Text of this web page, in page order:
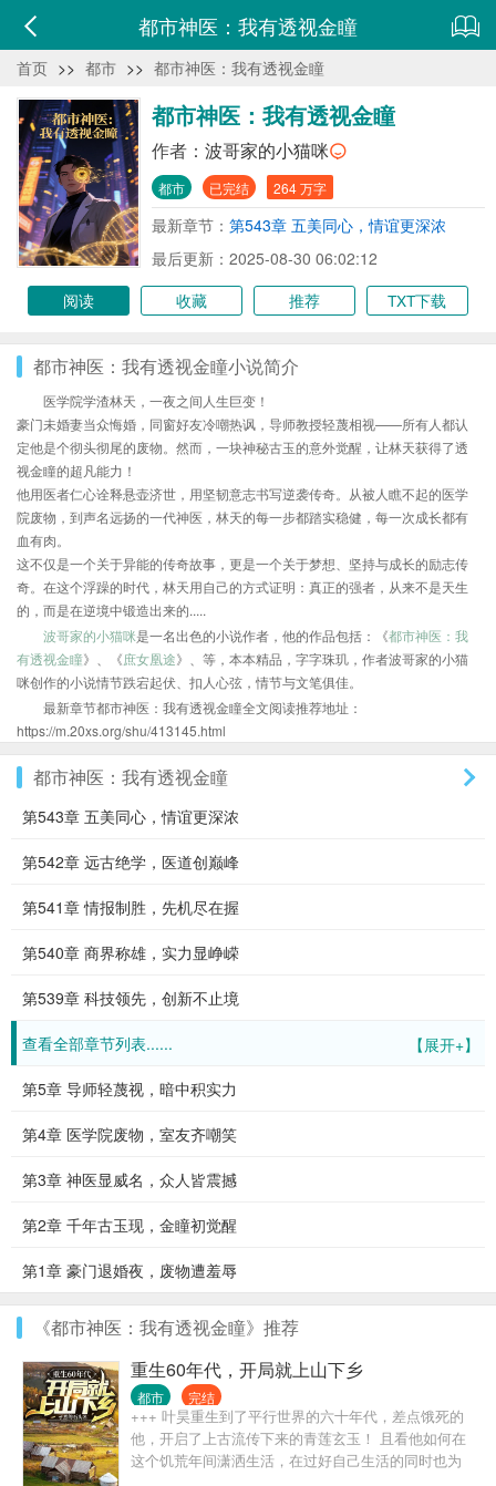
都市神医：我有透视金瞳
首页 >> 都市 >> 都市神医：我有透视金瞳
都市神医：我有透视金瞳
作者： 波哥家的小猫咪
都市 已完结 264 万字
最新章节： 第543章 五美同心，情谊更深浓
最后更新：2025-08-30 06:02:12
阅读
收藏 推荐 TXT下载
都市神医：我有透视金瞳小说简介
医学院学渣林天，一夜之间人生巨变！
豪门未婚妻当众悔婚，同窗好友冷嘲热讽，导师教授轻蔑相视——所有人都认
定他是个彻头彻尾的废物。然而，一块神秘古玉的意外觉醒，让林天获得了透
视金瞳的超凡能力！
他用医者仁心诠释悬壶济世，用坚韧意志书写逆袭传奇。从被人瞧不起的医学
院废物，到声名远扬的一代神医，林天的每一步都踏实稳健，每一次成长都有
血有肉。
这不仅是一个关于异能的传奇故事，更是一个关于梦想、坚持与成长的励志传
奇。在这个浮躁的时代，林天用自己的方式证明：真正的强者，从来不是天生
的，而是在逆境中锻造出来的.....
波哥家的小猫咪是一名出色的小说作者，他的作品包括：《都市神医：我
有透视金瞳》、《庶女凰途》、等，本本精品，字字珠玑，作者波哥家的小猫
咪创作的小说情节跌宕起伏、扣人心弦，情节与文笔俱佳。
最新章节都市神医：我有透视金瞳全文阅读推荐地址：
https://m.20xs.org/shu/413145.html
都市神医：我有透视金瞳
第543章 五美同心，情谊更深浓
第542章 远古绝学，医道创巅峰
第541章 情报制胜，先机尽在握
第540章 商界称雄，实力显峥嵘
第539章 科技领先，创新不止境
【展开+】
查看全部章节列表......
第5章 导师轻蔑视，暗中积实力
第4章 医学院废物，室友齐嘲笑
第3章 神医显威名，众人皆震撼
第2章 千年古玉现，金瞳初觉醒
第1章 豪门退婚夜，废物遭羞辱
《都市神医：我有透视金瞳》推荐
重生60年代，开局就上山下乡
都市 完结
+++ 叶昊重生到了平行世界的六十年代，差点饿死的
他，开启了上古流传下来的青莲玄玉！ 且看他如何在
这个饥荒年间潇洒生活，在过好自己生活的同时也为